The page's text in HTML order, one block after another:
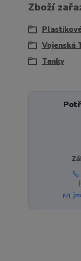
Zboží
Vojenská
Tanky